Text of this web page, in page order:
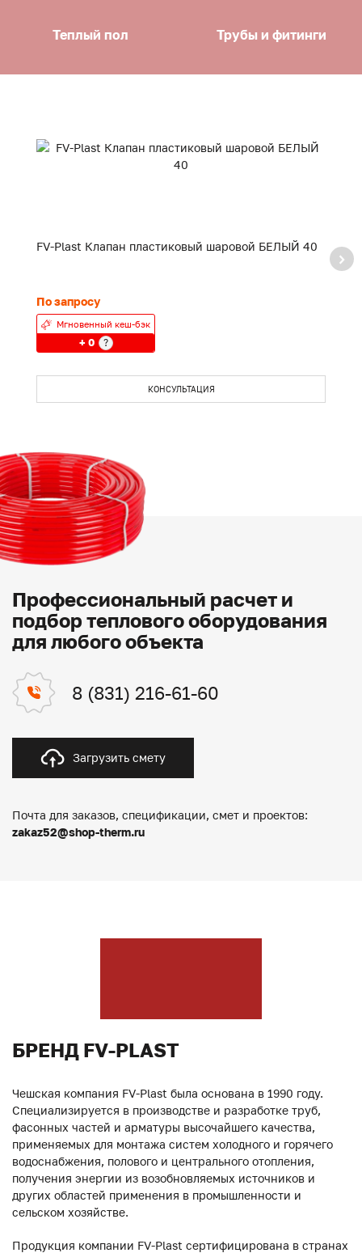
Теплый пол Трубы и фитинги
FV-Plast Клапан пластиковый шаровой БЕЛЫЙ 40
По запросу
Мгновенный кеш-бэк
+ 0 ?
КОНСУЛЬТАЦИЯ
Профессиональный расчет и
подбор теплового оборудования
для любого объекта
8 (831) 216-61-60
Загрузить смету
Почта для заказов, спецификации, смет и проектов:
zakaz52@shop-therm.ru
БРЕНД FV-PLAST
Чешская компания FV-Plast была основана в 1990 году.
Специализируется в производстве и разработке труб,
фасонных частей и арматуры высочайшего качества,
применяемых для монтажа систем холодного и горячего
водоснабжения, полового и центрального отопления,
получения энергии из возобновляемых источников и
других областей применения в промышленности и
сельском хозяйстве.
Продукция компании FV-Plast сертифицирована в странах